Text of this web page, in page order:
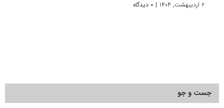
۲ اردیبهشت, ۱۴۰۴ | ۰ دیدگاه
جست و جو